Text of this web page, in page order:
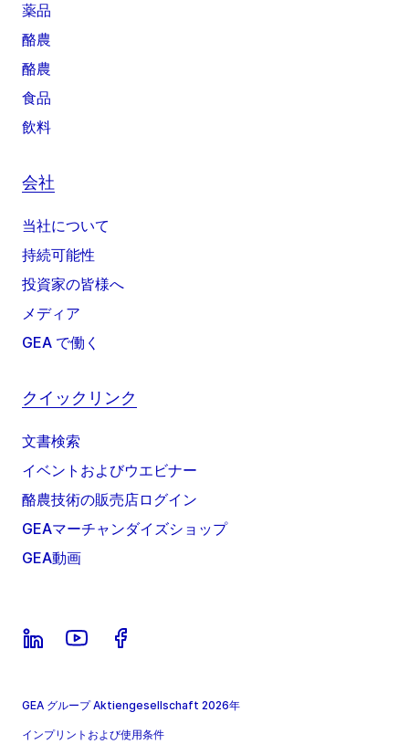
薬品
酪農
酪農
食品
飲料
会社
当社について
持続可能性
投資家の皆様へ
メディア
GEA で働く
クイックリンク
文書検索
イベントおよびウエビナー
酪農技術の販売店ログイン
GEAマーチャンダイズショップ
GEA動画
GEA グループ Aktiengesellschaft 2026年
インプリントおよび使用条件